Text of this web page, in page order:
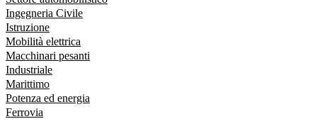
Ingegneria Civile
Istruzione
Mobilità elettrica
Macchinari pesanti
Industriale
Marittimo
Potenza ed energia
Ferrovia